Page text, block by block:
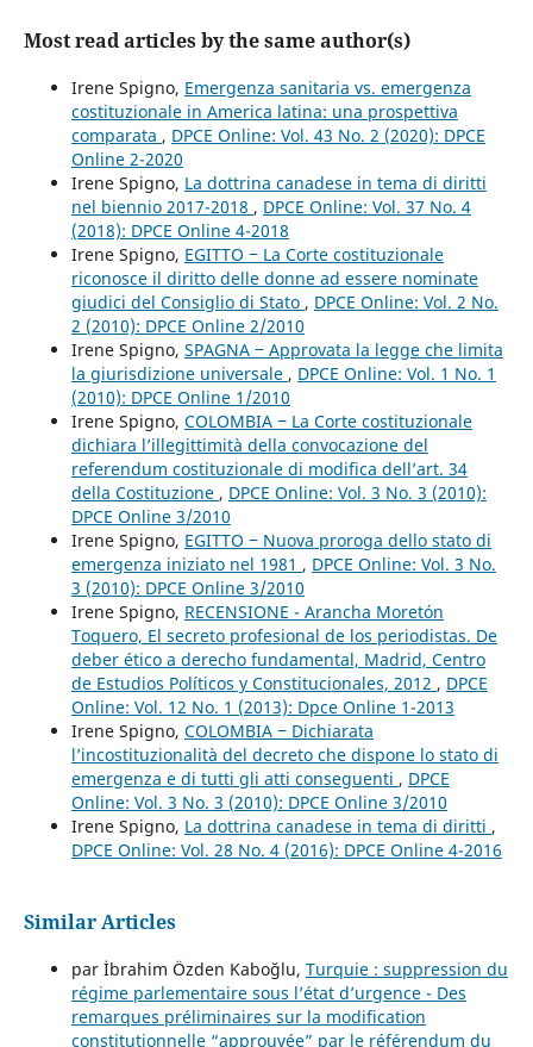
Most read articles by the same author(s)
Irene Spigno, Emergenza sanitaria vs. emergenza
costituzionale in America latina: una prospettiva
comparata , DPCE Online: Vol. 43 No. 2 (2020): DPCE
Online 2-2020
Irene Spigno, La dottrina canadese in tema di diritti
nel biennio 2017-2018 , DPCE Online: Vol. 37 No. 4
(2018): DPCE Online 4-2018
Irene Spigno, EGITTO ‒ La Corte costituzionale
riconosce il diritto delle donne ad essere nominate
giudici del Consiglio di Stato , DPCE Online: Vol. 2 No.
2 (2010): DPCE Online 2/2010
Irene Spigno, SPAGNA ‒ Approvata la legge che limita
la giurisdizione universale , DPCE Online: Vol. 1 No. 1
(2010): DPCE Online 1/2010
Irene Spigno, COLOMBIA ‒ La Corte costituzionale
dichiara l’illegittimità della convocazione del
referendum costituzionale di modifica dell’art. 34
della Costituzione , DPCE Online: Vol. 3 No. 3 (2010):
DPCE Online 3/2010
Irene Spigno, EGITTO ‒ Nuova proroga dello stato di
emergenza iniziato nel 1981 , DPCE Online: Vol. 3 No.
3 (2010): DPCE Online 3/2010
Irene Spigno, RECENSIONE - Arancha Moretón
Toquero, El secreto profesional de los periodistas. De
deber ético a derecho fundamental, Madrid, Centro
de Estudios Políticos y Constitucionales, 2012 , DPCE
Online: Vol. 12 No. 1 (2013): Dpce Online 1-2013
Irene Spigno, COLOMBIA ‒ Dichiarata
l’incostituzionalità del decreto che dispone lo stato di
emergenza e di tutti gli atti conseguenti , DPCE
Online: Vol. 3 No. 3 (2010): DPCE Online 3/2010
Irene Spigno, La dottrina canadese in tema di diritti ,
DPCE Online: Vol. 28 No. 4 (2016): DPCE Online 4-2016
Similar Articles
par İbrahim Özden Kaboğlu, Turquie : suppression du
régime parlementaire sous l’état d’urgence - Des
remarques préliminaires sur la modification
constitutionnelle “approuvée” par le référendum du